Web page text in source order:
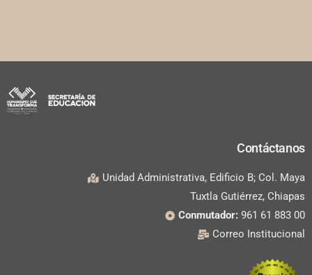
Contáctanos
Unidad Administrativa, Edificio B; Col. Maya
Tuxtla Gutiérrez, Chiapas
Conmutador: 961 61 883 00
Correo Institucional